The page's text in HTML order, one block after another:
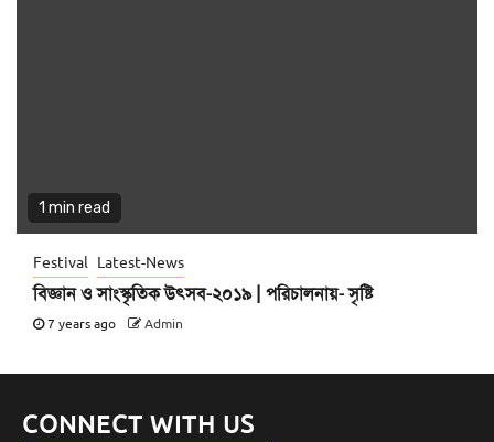
1 min read
Festival Latest-News
বিজ্ঞান ও সাংস্কৃতিক উৎসব-২০১৯ | পরিচালনায়- সৃষ্টি
7 years ago Admin
CONNECT WITH US